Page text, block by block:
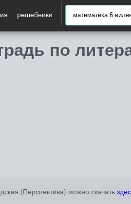
решебники
по
(Перспектива) можно скачать